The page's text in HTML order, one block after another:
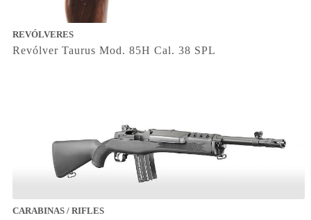
REVÓLVERES
Revólver Taurus Mod. 85H Cal. 38 SPL
CARABINAS / RIFLES